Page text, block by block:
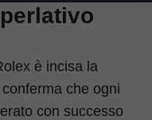
è incisa la
che ogni
con successo